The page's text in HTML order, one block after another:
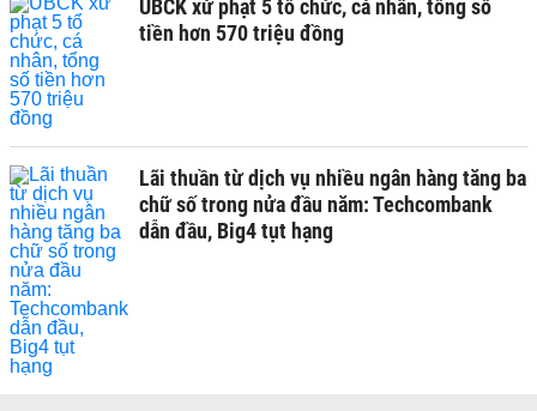
UBCK xử phạt 5 tổ chức, cá nhân, tổng số
tiền hơn 570 triệu đồng
Lãi thuần từ dịch vụ nhiều ngân hàng tăng ba
chữ số trong nửa đầu năm: Techcombank
dẫn đầu, Big4 tụt hạng